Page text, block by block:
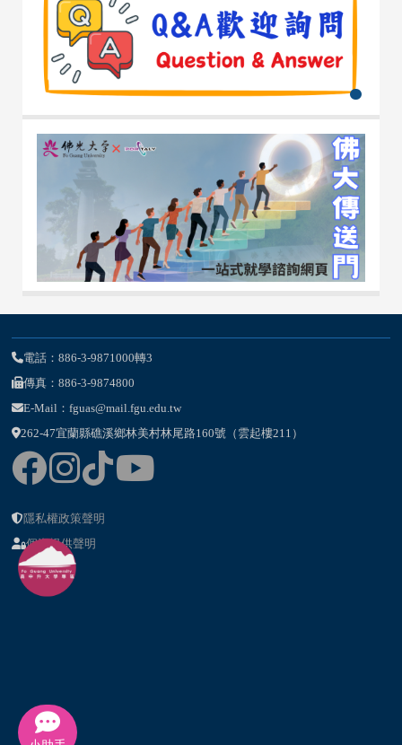
電話：886-3-9871000轉3
傳真：886-3-9874800
E-Mail：fguas@mail.fgu.edu.tw
262-47宜蘭縣礁溪鄉林美村林尾路160號（雲起樓211）
隱私權政策聲明
個資提供聲明